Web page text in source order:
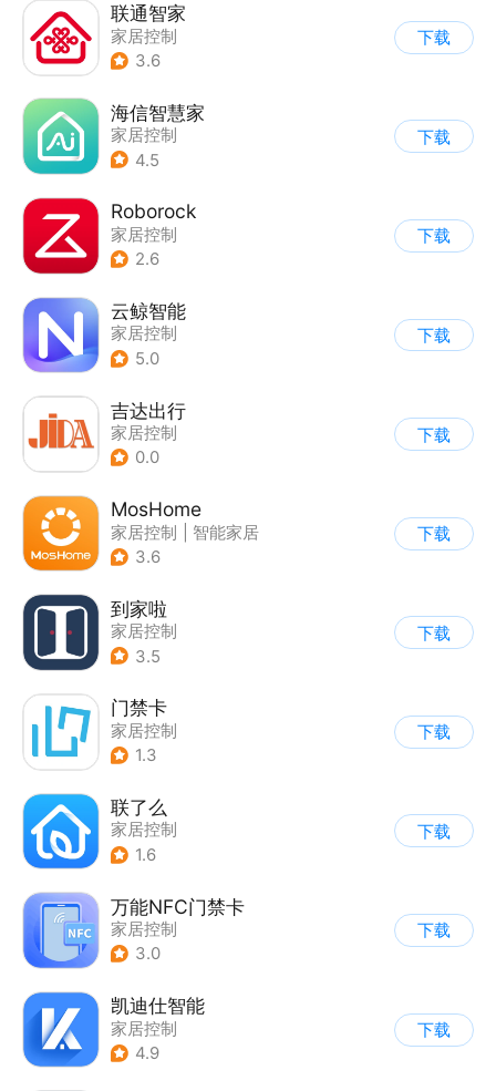
联通智家
家居控制
3.6
下载
海信智慧家
家居控制
4.5
下载
Roborock
家居控制
2.6
下载
云鲸智能
家居控制
5.0
下载
吉达出行
家居控制
0.0
下载
MosHome
家居控制
智能家居
3.6
下载
到家啦
家居控制
3.5
下载
门禁卡
家居控制
1.3
下载
联了么
家居控制
1.6
下载
万能NFC门禁卡
家居控制
3.0
下载
凯迪仕智能
家居控制
4.9
下载